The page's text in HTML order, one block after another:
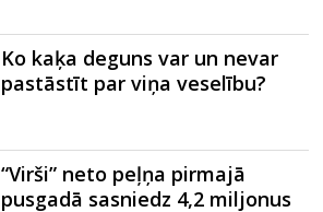
Ko kaķa deguns var un nevar
pastāstīt par viņa veselību?
“Virši” neto peļņa pirmajā
pusgadā sasniedz 4,2 miljonus